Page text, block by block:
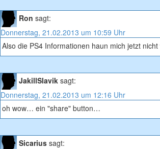
Ron sagt:
Donnerstag, 21.02.2013 um 10:59 Uhr
Also die PS4 Informationen haun mich jetzt
JakillSlavik sagt:
Donnerstag, 21.02.2013 um 12:16 Uhr
oh wow… ein "share" button…
Sicarius sagt: